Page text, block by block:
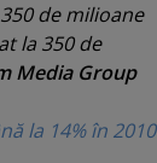
de milioane
la 350 de
Media Group
la 14% în 2010